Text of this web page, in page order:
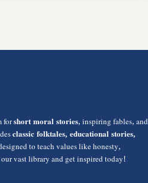
forshort moral stories, inspiring fables, and
classic folktales, educational stories,
to teach values like honesty,
vast library and get inspired today!